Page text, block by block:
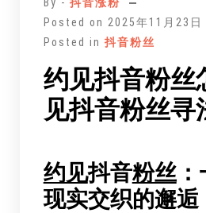
Posted on 2025年11月23日
Posted in 抖音粉丝
约见抖音粉丝
见抖音粉丝寻
约见抖音粉丝：
现实交织的邂逅